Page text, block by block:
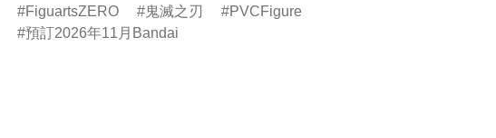
FiguartsZERO 鬼滅之刃
PVCFigure
預訂2026年11月Bandai